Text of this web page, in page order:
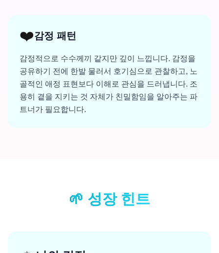
❤️감정 패턴
감정적으로 수수께끼 같지만 깊이 느낍니다. 감정을
공유하기 전에 한발 물러서 호기심으로 관찰하고, 노
골적인 애정 표현보다 이해로 관심을 드러냅니다. 조
용히 곁을 지키는 것 자체가 친밀함임을 알아주는 파
트너가 필요합니다.
🌱 성장 힌트